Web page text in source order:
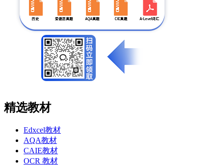
精选教材
Edxcel教材
AQA教材
CAIE教材
OCR 教材